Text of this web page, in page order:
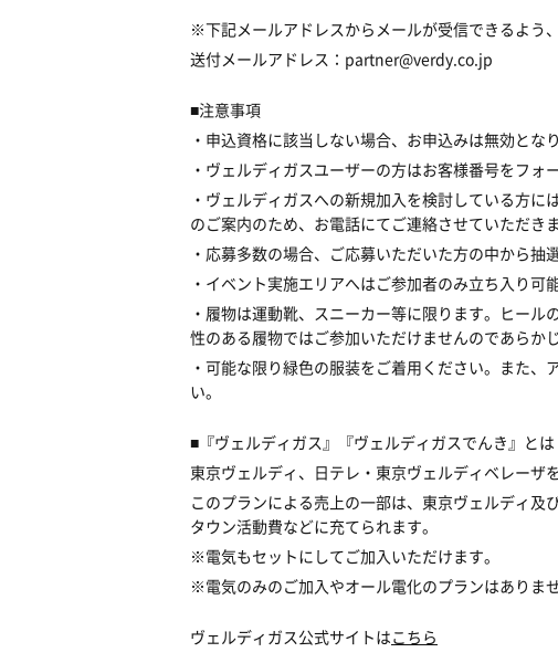
※下記メールアドレスからメールが受信できるよう
送付メールアドレス：partner@verdy.co.jp
■注意事項
・申込資格に該当しない場合、お申込みは無効とな
・ヴェルディガスユーザーの方はお客様番号をフォ
・ヴェルディガスへの新規加入を検討している方
のご案内のため、お電話にてご連絡させていただきま
・応募多数の場合、ご応募いただいた方の中から抽
・イベント実施エリアへはご参加者のみ立ち入り可能
・履物は運動靴、スニーカー等に限ります。ヒー
性のある履物ではご参加いただけませんのであらか
・可能な限り緑色の服装をご着用ください。また
い。
■『ヴェルディガス』『ヴェルディガスでんき』とは
東京ヴェルディ、日テレ・東京ヴェルディベレーザ
このプランによる売上の一部は、東京ヴェルディ
タウン活動費などに充てられます。
※電気もセットにしてご加入いただけます。
※電気のみのご加入やオール電化のプランはありませ
ヴェルディガス公式サイトはこちら